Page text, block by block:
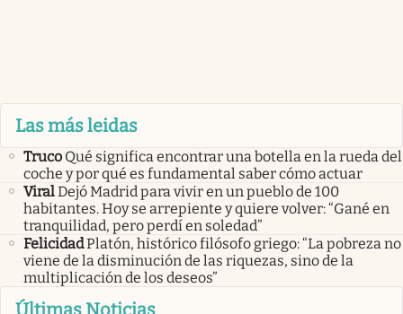
Las más leidas
Truco Qué significa encontrar una botella en la rueda del
coche y por qué es fundamental saber cómo actuar
ViralDejó Madrid para vivir en un pueblo de 100
habitantes. Hoy se arrepiente y quiere volver: “Gané en
tranquilidad, pero perdí en soledad”
FelicidadPlatón, histórico filósofo griego: “La pobreza no
viene de la disminución de las riquezas, sino de la
multiplicación de los deseos”
Últimas Noticias